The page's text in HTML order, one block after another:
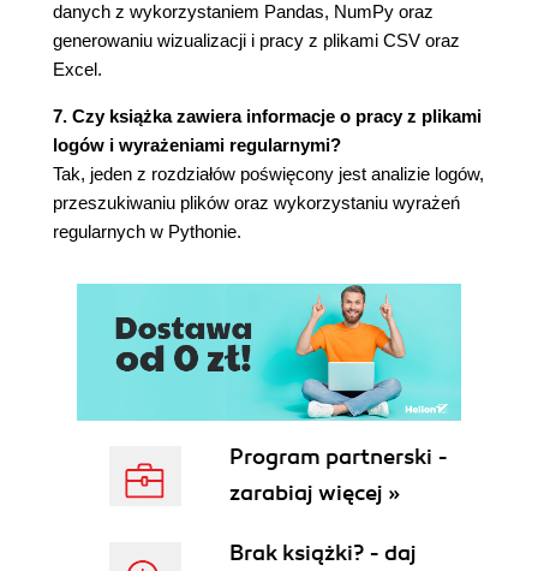
Wersja Windows 110
Wersja macOS/Linux 111
Publikacja modułu w Internecie 115
Rozdział 6. Podane na tacy 117
Napisy - podsumowanie 118
Listy, czyli... tablice dynamiczne 120
Metody dostępne dla list w Pythonie 124
Przykład użycia listy 126
Listy tworzone na podstawie wyrażeń 129
Tuple, czyli "co to za dziwoląg" 131
Modyfikacja tupli 132
Zastosowania programistyczne 133
Zbiory tworzone na podstawie wyrażeń 138
Słowniki 139
danych z wykorzystaniem Pandas, NumPy oraz
generowaniu wizualizacji i pracy z plikami CSV oraz
Excel.
7. Czy książka zawiera informacje o pracy z plikami
logów i wyrażeniami regularnymi?
Tak, jeden z rozdziałów poświęcony jest analizie logów,
przeszukiwaniu plików oraz wykorzystaniu wyrażeń
regularnych w Pythonie.
Program partnerski -
zarabiaj więcej »
Brak książki? - daj